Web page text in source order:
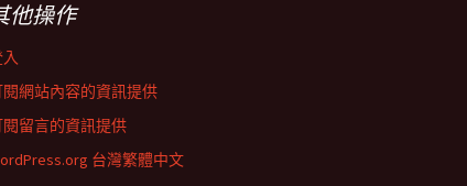
他操作
閱網站內容的資訊提供
閱留言的資訊提供
台灣繁體中文